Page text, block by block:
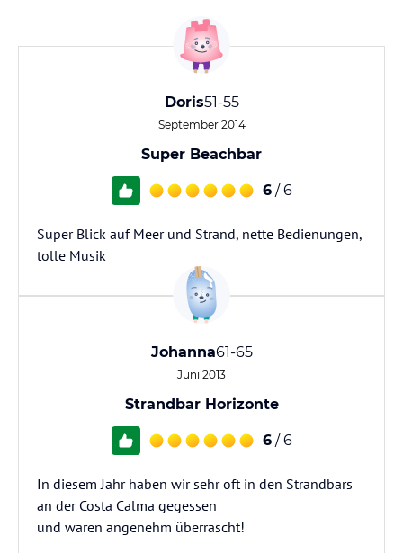
Doris51-55
September 2014
Super Beachbar
6 / 6
Super Blick auf Meer und Strand, nette Bedienungen,
tolle Musik
Johanna61-65
Juni 2013
Strandbar Horizonte
6 / 6
In diesem Jahr haben wir sehr oft in den Strandbars
an der Costa Calma gegessen
und waren angenehm überrascht!